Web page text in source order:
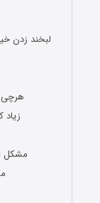
لبخند زدن
هرچی
مشکل